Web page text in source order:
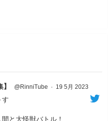
@RinniTube · 19 5月 2023
す
と大怪獣バトル！